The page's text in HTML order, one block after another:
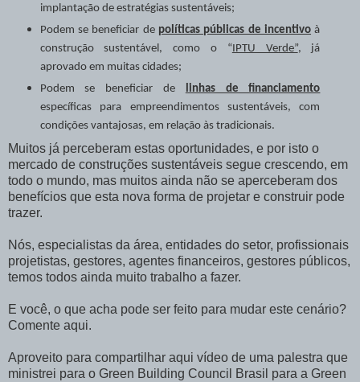
implantação de estratégias sustentáveis;
Podem se beneficiar de políticas públicas de incentivo à
construção sustentável, como o “IPTU Verde”, já
aprovado em muitas cidades;
Podem se beneficiar de linhas de financiamento
específicas para empreendimentos sustentáveis, com
condições vantajosas, em relação às tradicionais.
Muitos já perceberam estas oportunidades, e por isto o
mercado de construções sustentáveis segue crescendo, em
todo o mundo, mas muitos ainda não se aperceberam dos
benefícios que esta nova forma de projetar e construir pode
trazer.
Nós, especialistas da área, entidades do setor, profissionais
projetistas, gestores, agentes financeiros, gestores públicos,
temos todos ainda muito trabalho a fazer.
E você, o que acha pode ser feito para mudar este cenário?
Comente aqui.
Aproveito para compartilhar aqui vídeo de uma palestra que
ministrei para o Green Building Council Brasil para a Green